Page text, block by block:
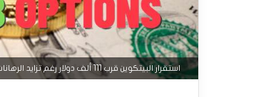
استقرار البيتكوين قرب 111 ألف دولار رغم تزايد الرهانات على خفض الفائدة الأمريكية